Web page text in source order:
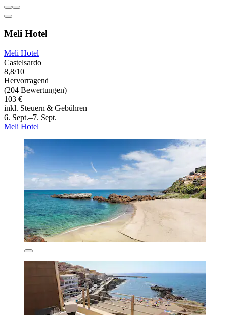
Meli Hotel
Meli Hotel
Castelsardo
8,8/10
Hervorragend
(204 Bewertungen)
103 €
inkl. Steuern & Gebühren
6. Sept.–7. Sept.
Meli Hotel